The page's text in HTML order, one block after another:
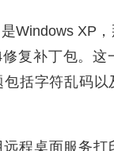
Windows XP
复补丁包。这
括字符乱码以
程桌面服务打